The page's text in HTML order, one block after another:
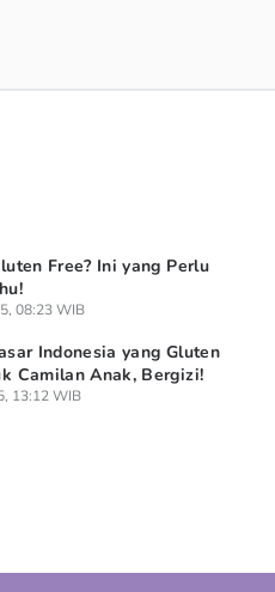
Free? Ini yang Perlu
08:23 WIB
Indonesia yang Gluten
Camilan Anak, Bergizi!
13:12 WIB